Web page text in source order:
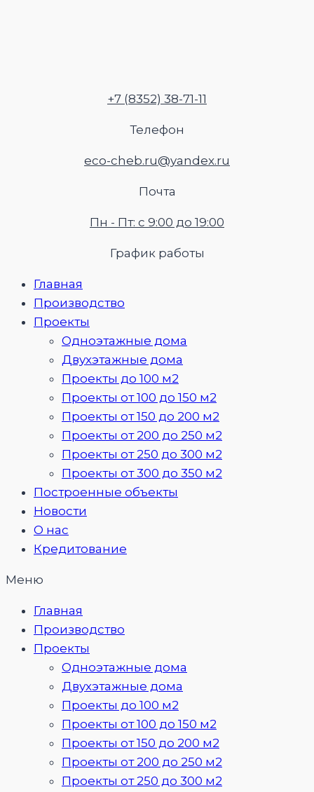
+7 (8352) 38-71-11
Телефон
eco-cheb.ru@yandex.ru
Почта
Пн - Пт: с 9:00 до 19:00
График работы
Главная
Производство
Проекты
Одноэтажные дома
Двухэтажные дома
Проекты до 100 м2
Проекты от 100 до 150 м2
Проекты от 150 до 200 м2
Проекты от 200 до 250 м2
Проекты от 250 до 300 м2
Проекты от 300 до 350 м2
Построенные объекты
Новости
О нас
Кредитование
Меню
Главная
Производство
Проекты
Одноэтажные дома
Двухэтажные дома
Проекты до 100 м2
Проекты от 100 до 150 м2
Проекты от 150 до 200 м2
Проекты от 200 до 250 м2
Проекты от 250 до 300 м2